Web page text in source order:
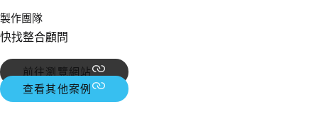
製作團隊
快找整合顧問
前往瀏覽網站
查看其他案例